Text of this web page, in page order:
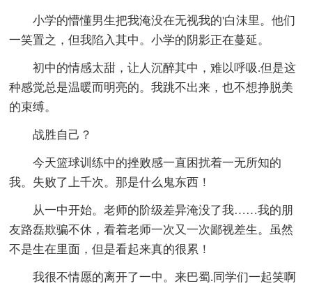
小学的懵懂男生把我淹没在无视我的'白沫里。他们
一笑置之，但我陷入其中。小学的阴影正在蔓延。
初中的情感太甜，让人沉醉其中，难以呼吸.但是这
种感觉总是温暖而明亮的。我跳不出来，也不想挣脱美
的束缚。
战胜自己？
今天篮球训练中的挫败感一直困扰着一无所知的
我。失败了上千次。那是什么鬼东西！
从一中开始。老师的阶级差异淹没了我……我的朋
友路磊欺骗不休，看着老师一次又一次鄙视差生。虽然
不是生在里面，但是看起来真的很累！
我很不情愿的离开了一中。来巴蜀.同学们一起笑啊